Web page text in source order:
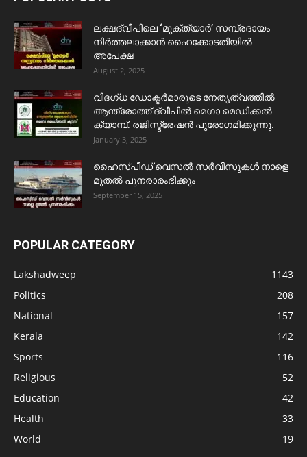
ലക്ഷദ്വീപിലെ ‘മുക്ത്യാർ’ സമ്പ്രദായം
നിർത്തലാക്കാൻ ഹൈക്കോടതിയിൽ
അപേക്ഷ
August 2, 2025
വിദഗ്ധ ഡോക്ടർമാരുടെ നേതൃത്വത്തിൽ
ആന്ത്രോത്ത് ദ്വീപിൽ മെഗാ മെഡിക്കൽ
ക്യാമ്പ്. രജിസ്ട്രേഷൻ പുരോഗമിക്കുന്നു.
January 3, 2025
ഹൈസ്പീഡ് വെസൽ സർവീസുകൾ നാളെ
മുതൽ പുനരാരംഭിക്കും
September 15, 2025
POPULAR CATEGORY
Lakshadweep
1143
Politics
208
National
157
Kerala
142
Sports
116
Religious
52
Education
42
Health
33
World
19